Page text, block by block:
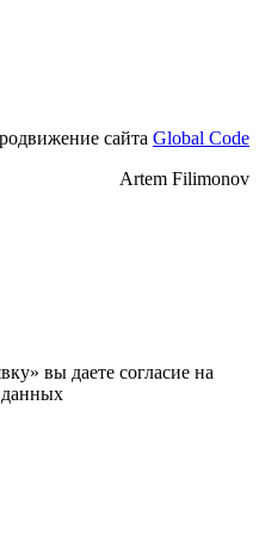
сайта Global Code
Artem Filimonov
вы даете согласие на